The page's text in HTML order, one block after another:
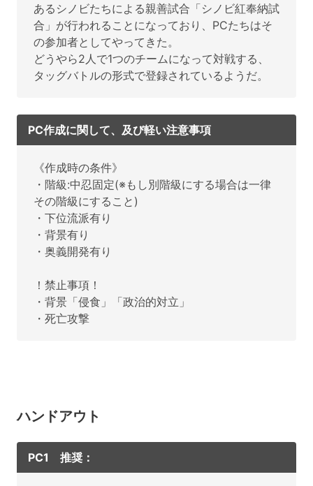
あるシノビたちによる親善試合「シノビ紅奉納試
合」が行われることになっており、PCたちはそ
の参加者としてやってきた。
どうやら2人で1つのチームになって対戦する、
タッグバトルの形式で登録されているようだ。
PC作成に関して、及び軽い注意事項
《作成時の条件》
・階級:中忍固定(※もし別階級にする場合は一律
その階級にすること)
・下位流派有り
・背景有り
・奥義開発有り
！禁止事項！
・背景「侵食」「政治的対立」
・死亡攻撃
ハンドアウト
PC1 推奨：